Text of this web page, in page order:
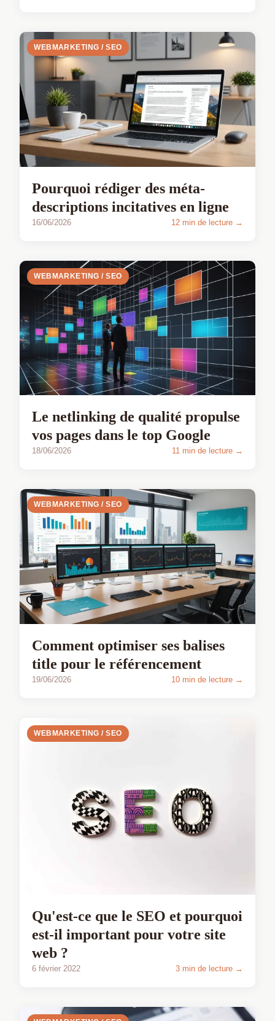
WEBMARKETING / SEO
Pourquoi rédiger des méta-
descriptions incitatives en ligne
16/06/2026 12 min de lecture →
WEBMARKETING / SEO
Le netlinking de qualité propulse
vos pages dans le top Google
18/06/2026 11 min de lecture →
WEBMARKETING / SEO
Comment optimiser ses balises
title pour le référencement
19/06/2026 10 min de lecture →
WEBMARKETING / SEO
Qu'est-ce que le SEO et pourquoi
est-il important pour votre site
web ?
6 février 2022 3 min de lecture →